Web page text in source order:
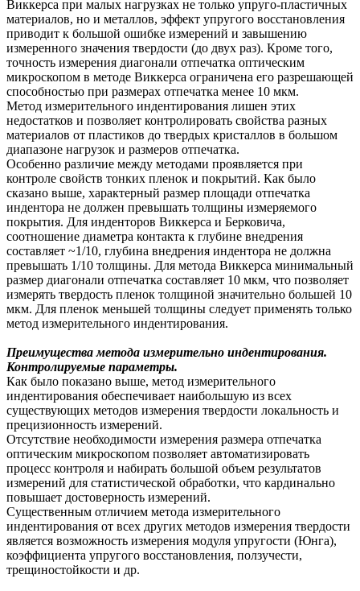
Виккерса при малых нагрузках не только упруго-пластичных
материалов, но и металлов, эффект упругого восстановления
приводит к большой ошибке измерений и завышению
измеренного значения твердости (до двух раз). Кроме того,
точность измерения диагонали отпечатка оптическим
микроскопом в методе Виккерса ограничена его разрешающей
способностью при размерах отпечатка менее 10 мкм.
Метод измерительного индентирования лишен этих
недостатков и позволяет контролировать свойства разных
материалов от пластиков до твердых кристаллов в большом
диапазоне нагрузок и размеров отпечатка.
Особенно различие между методами проявляется при
контроле свойств тонких пленок и покрытий. Как было
сказано выше, характерный размер площади отпечатка
индентора не должен превышать толщины измеряемого
покрытия. Для инденторов Виккерса и Берковича,
соотношение диаметра контакта к глубине внедрения
составляет ~1/10, глубина внедрения индентора не должна
превышать 1/10 толщины. Для метода Виккерса минимальный
размер диагонали отпечатка составляет 10 мкм, что позволяет
измерять твердость пленок толщиной значительно большей 10
мкм. Для пленок меньшей толщины следует применять только
метод измерительного индентирования.
Преимущества метода измерительно индентирования.
Контролируемые параметры.
Как было показано выше, метод измерительного
индентирования обеспечивает наибольшую из всех
существующих методов измерения твердости локальность и
прецизионность измерений.
Отсутствие необходимости измерения размера отпечатка
оптическим микроскопом позволяет автоматизировать
процесс контроля и набирать большой объем результатов
измерений для статистической обработки, что кардинально
повышает достоверность измерений.
Существенным отличием метода измерительного
индентирования от всех других методов измерения твердости
является возможность измерения модуля упругости (Юнга),
коэффициента упругого восстановления, ползучести,
трещиностойкости и др.